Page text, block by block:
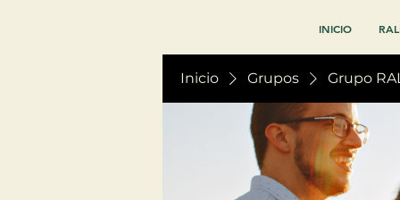
INICIO
Inicio Grupos Grupo